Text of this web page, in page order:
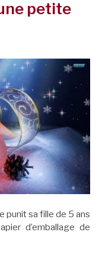
petite
punit sa fille de 5 ans
d’emballage de